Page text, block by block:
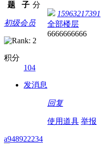
题
子 分
初级会员
积分
104
发消息
15963217391
全部楼层
6666666666
回复
使用道具 举报
a948922234